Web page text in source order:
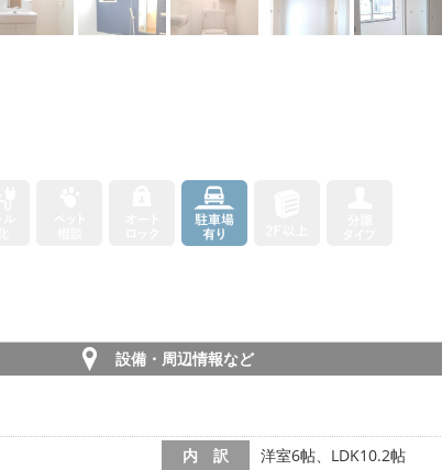
設備・周辺情報など
内 訳
洋室6帖、LDK10.2帖